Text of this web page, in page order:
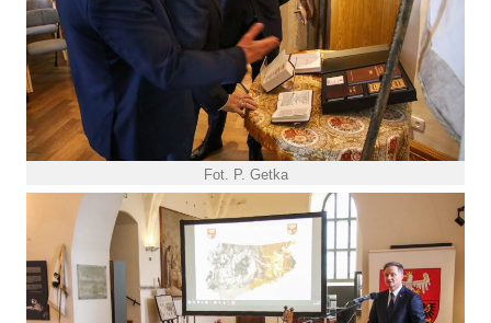
Fot. P. Getka